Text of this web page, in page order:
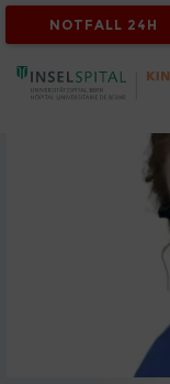
NOTFALL 24H
Research